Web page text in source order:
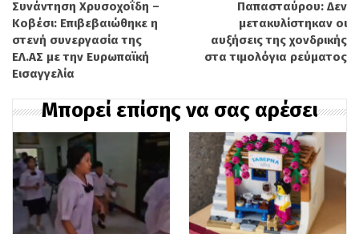
αυτοκινητόδρομο για να προλάβουν πεζοί
τις πτήσεις τους και πολυτελή ξενοδοχεία
να πλημμυρίζουν από νερά.
@sergioo_tr
Ibiza, 30/09/2025
Fuertes
Συνάντηση Χρυσοχοΐδη –
Κοβέσι: Επιβεβαιώθηκε η
στενή συνεργασία της
ΕΛ.ΑΣ με την Ευρωπαϊκή
Εισαγγελία
Παπασταύρου: Δεν
μετακυλίστηκαν οι
αυξήσεις της χονδρικής
στα τιμολόγια ρεύματος
Μπορεί επίσης να σας αρέσει